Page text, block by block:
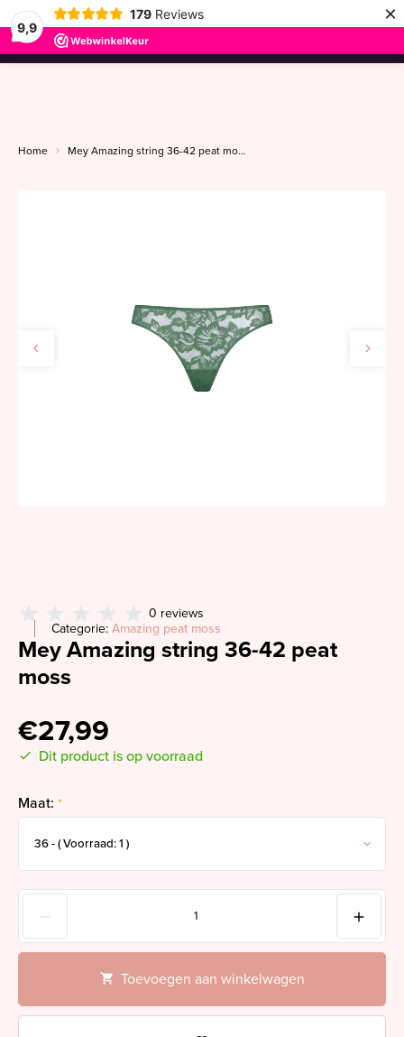
9,9
179 Reviews ×
menu
Home Mey Amazing string 36-42 peat moss
0 reviews
Categorie: Amazing peat moss
Mey Amazing string 36-42 peat
moss
€27,99
Dit product is op voorraad
Maat: *
Toevoegen aan winkelwagen